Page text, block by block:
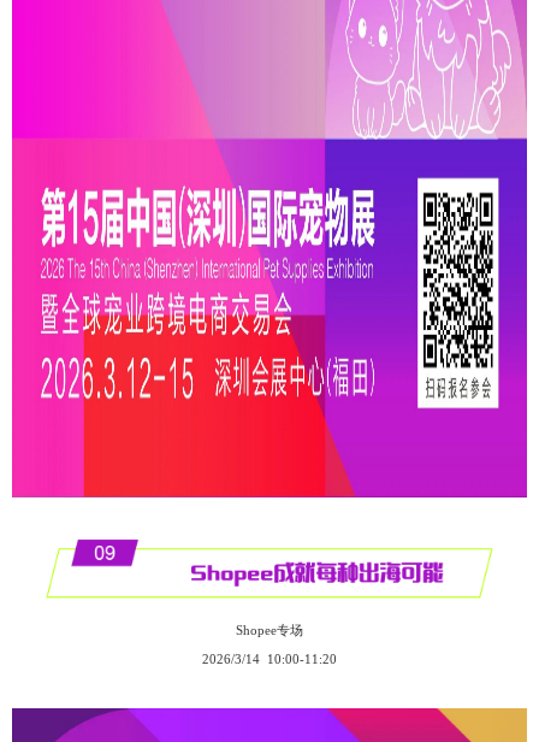
Shopee专场
2026/3/14 10:00-11:20